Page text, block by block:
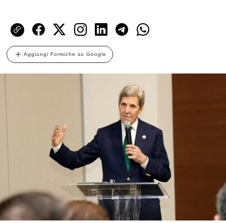
Aggiungi Formiche su Google